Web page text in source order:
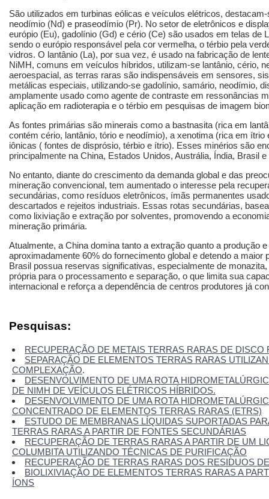
São utilizados em turbinas eólicas e veículos elétricos,
neodímio (Nd) e praseodímio (Pr). No setor de eletrônicos e
európio (Eu), gadolínio (Gd) e cério (Ce) são usados em telas de
sendo o európio responsável pela cor vermelha, o térbio pela
vidros. O lantânio (La), por sua vez, é usado na fabricação de
NiMH, comuns em veículos híbridos, utilizam-se lantânio, cério,
aeroespacial, as terras raras são indispensáveis em sensores,
metálicas especiais, utilizando-se gadolínio, samário, neodímio,
amplamente usado como agente de contraste em ressonâncias
aplicação em radioterapia e o térbio em pesquisas de imagem
As fontes primárias são minerais como a bastnasita (rica em
contém cério, lantânio, tório e neodímio), a xenotima (rica em
iônicas ( fontes de disprósio, térbio e ítrio). Esses minérios são
principalmente na China, Estados Unidos, Austrália, Índia, Brasil
No entanto, diante do crescimento da demanda global e das
mineração convencional, tem aumentado o interesse pela
secundárias, como resíduos eletrônicos, ímãs permanentes
descartados e rejeitos industriais. Essas rotas secundárias,
como lixiviação e extração por solventes, promovendo a
mineração primária.
Atualmente, a China domina tanto a extração quanto a produção
aproximadamente 60% do fornecimento global e detendo a maior
Brasil possua reservas significativas, especialmente de
própria para o processamento e separação, o que limita sua
internacional e reforça a dependência de centros produtores já
Pesquisas:
RECUPERAÇÃO DE METAIS TERRAS RARAS DE DISCO
SEPARAÇÃO DE ELEMENTOS TERRAS RARAS
COMPLEXAÇÃO.
DESENVOLVIMENTO DE UMA ROTA
DE NIMH DE VEÍCULOS ELÉTRICOS HÍBRIDOS.
DESENVOLVIMENTO DE UMA ROTA
CONCENTRADO DE ELEMENTOS TERRAS RARAS (ETRS)
ESTUDO DE MEMBRANAS LÍQUIDAS SUPORTADAS
TERRAS RARAS A PARTIR DE FONTES SECUNDÁRIAS
RECUPERAÇÃO DE TERRAS RARAS A PARTIR DE UM
COLUMBITA UTILIZANDO TÉCNICAS DE PURIFICAÇÃO
RECUPERAÇÃO DE TERRAS RARAS DOS RESIDUOS
BIOLIXIVIAÇÃO DE ELEMENTOS TERRAS RARAS A
ÍONS